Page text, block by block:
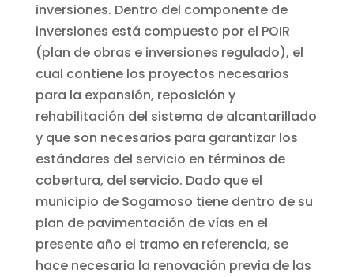
inversiones. Dentro del componente de
inversiones está compuesto por el POIR
(plan de obras e inversiones regulado), el
cual contiene los proyectos necesarios
para la expansión, reposición y
rehabilitación del sistema de alcantarillado
y que son necesarios para garantizar los
estándares del servicio en términos de
cobertura, del servicio. Dado que el
municipio de Sogamoso tiene dentro de su
plan de pavimentación de vías en el
presente año el tramo en referencia, se
hace necesaria la renovación previa de las